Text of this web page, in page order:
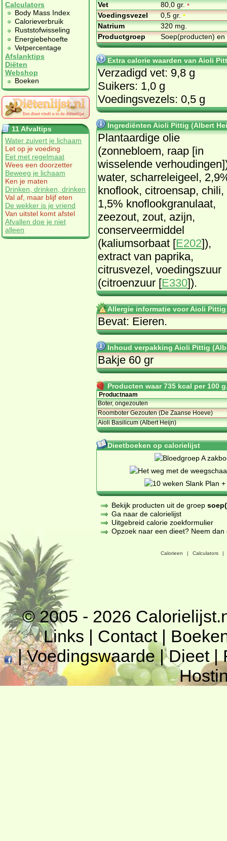
Calculators
Body Mass Index
Calorieverbruik
Ruststofwisseling
Energiebehoefte
Vetpercentage
Afslanktips
Diëten
Webshop
Boeken
11 Afvaltips
Water zuivert je lichaam
Let op je voeding
Eet met regelmaat
Wees een doorzetter
Beweeg je lichaam
Ken je maten
Drinken, drinken, drinken
Val af, maar blijf eten
De wekker is je vriend
Van uitstel komt afstel
Afvallen doe je niet
alleen
Vet
80,0 gr.•
Voedingsvezel
0,5 gr.•
Natrium
320 mg.
Productgroep
Soep(producten)
Extra calorie waarden van Aioli
Verzadigd vet: 9,8 g
Suikers: 1,0 g
Voedingsvezels: 0,5 g
Ingrediënten Aioli Pittig (Albert
Plantaardige olie
(zonnebloem, raap [in
wisselende
water, scharreleigeel,
knoflook, citroensap, chili,
1,5% knoflookgranulaat,
zeezout, zout, azijn,
conserveermiddel
(kaliumsorbaat [E202]),
extract van paprika,
citrusvezel, voedingszuur
(citroenzuur [E330]).
Allergie informatie voor Aioli
Bevat: Eieren.
Inhoud verpakking Aioli Pittig
Bakje 60 gr
Producten waar 735 kcal per 100
Productnaam
Boter, ongezouten
Roomboter Gezouten (De Zaanse Hoeve)
Aioli Basilicum (Albert Heijn)
Dieetboeken op calorielijst
Bekijk producten uit de groep
Ga naar de calorielijst
Uitgebreid calorie zoekformulier
Opzoek naar een dieet? Neem
Calorieen | Calculators |
© 2005 - 2026
Links | Contact|
|Voedingswaarde|Dieet|